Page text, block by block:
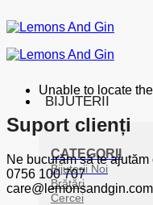
BIJUTERII
CATEGORII
Bijuterii Noi
Brățări
Cercei
Unable to locate
Suport clienți
Ne bucurăm să te ajutăm
0756 100 707
care@lemonsandgin.com